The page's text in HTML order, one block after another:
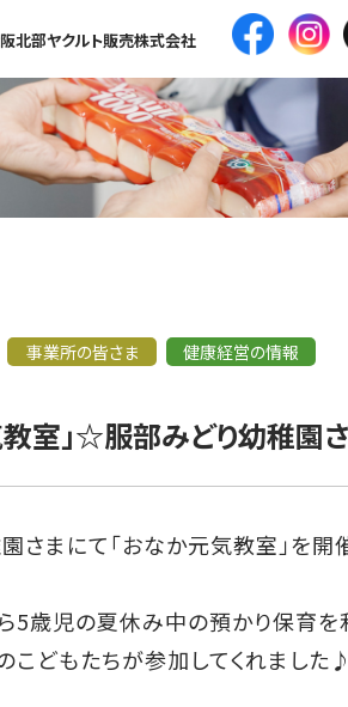
北部ヤクルト販売株式会社
事業所の皆さま 健康経営の情報
教室」☆服部みどり幼稚園
さまにて「おなか元気教室」を
5歳児の夏休み中の預かり保育を
こどもたちが参加してくれました